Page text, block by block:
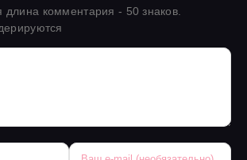
комментария - 50 знаков.